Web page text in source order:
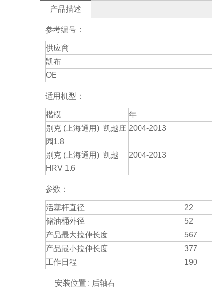
产品描述
参考编号：
供应商
凯布
OE
适用机型：
楷模 年
别克 (上海通用) 凯越庄
园1.8
2004-2013
别克 (上海通用) 凯越
HRV 1.6
2004-2013
参数：
活塞杆直径 22
储油桶外径
52
产品最大拉伸长度
567
产品最小拉伸长度
377
工作日程
190
安装位置 : 后轴右